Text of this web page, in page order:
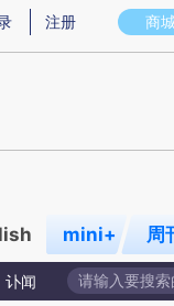
意图存在偏差。不代表
商
注册
mini+ 周
讣闻